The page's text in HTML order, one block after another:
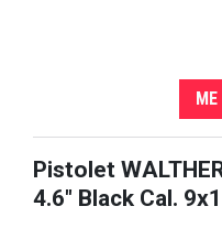
Pistolet
4.6" Black Cal.